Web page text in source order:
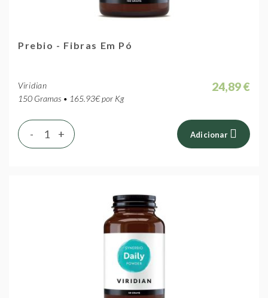
Prebio - Fibras Em Pó
Viridian
150 Gramas • 165.93€ por Kg
24,89 €
+
- Adicionar